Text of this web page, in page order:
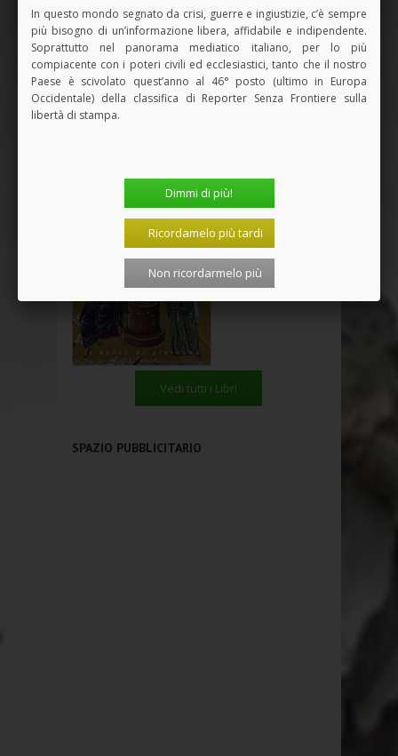
Vedi tutti i Libri
SPAZIO PUBBLICITARIO
In questo mondo segnato da crisi, guerre e ingiustizie, c’è sempre
più bisogno di un’informazione libera, affidabile e indipendente.
Soprattutto nel panorama mediatico italiano, per lo più
compiacente con i poteri civili ed ecclesiastici, tanto che il nostro
Paese è scivolato quest’anno al 46° posto (ultimo in Europa
Occidentale) della classifica di Reporter Senza Frontiere sulla
libertà di stampa.
Dimmi di più!
Ricordamelo più tardi
Non ricordarmelo più